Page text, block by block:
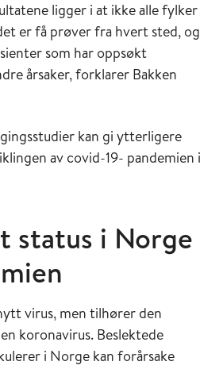
ligger i at ikke alle fylker
er få prøver fra hvert sted, og
som har oppsøkt
årsaker, forklarer Bakken
kan gi ytterligere
av covid-19- pandemien i
status i Norge
virus, men tilhører den
koronavirus. Beslektede
i Norge kan forårsake